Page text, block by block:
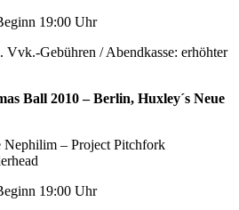
19:00 Uhr
Gebühren / Abendkasse: erhöhter
Ball 2010 – Berlin, Huxley´s Neue
– Project Pitchfork
19:00 Uhr